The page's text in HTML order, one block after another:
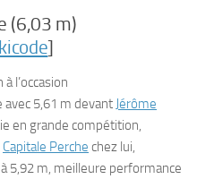
(6,03 m)
]
l’occasion
avec 5,61 m devant Jérôme
en grande compétition,
Capitale Perche chez lui,
à 5,92 m, meilleure performance